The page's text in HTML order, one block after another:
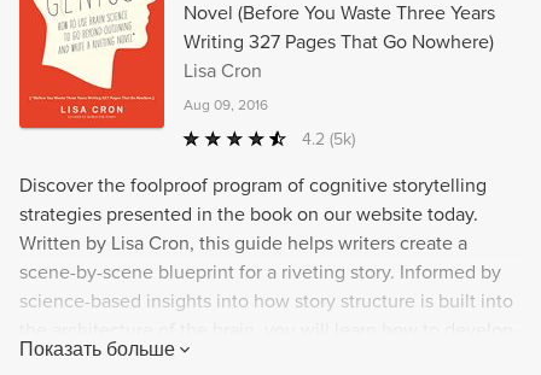
Novel (Before You Waste Three Years
Writing 327 Pages That Go Nowhere)
Lisa Cron
Aug 09, 2016
4.2 (5k)
Discover the foolproof program of cognitive storytelling
strategies presented in the book on our website today.
Written by Lisa Cron, this guide helps writers create a
scene-by-scene blueprint for a riveting story. Informed by
science-based insights into how story structure is built into
your raw idea and generate compelling writing suitable for
Показать больше